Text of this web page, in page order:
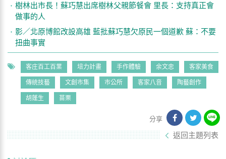
樹林出市長！蘇巧慧出席樹林父親節餐會 里長：支持真正會
做事的人
影／北原博館改設高雄 藍批蘇巧慧欠原民一個道歉 蘇：不要
扭曲事實
客庄百工百業 培力計畫 手作體驗 余文忠 客家美食
傳統技藝 文創市集 市公所 客家八音 陶藝創作
胡蓬生 苗栗
分享
返回主題列表